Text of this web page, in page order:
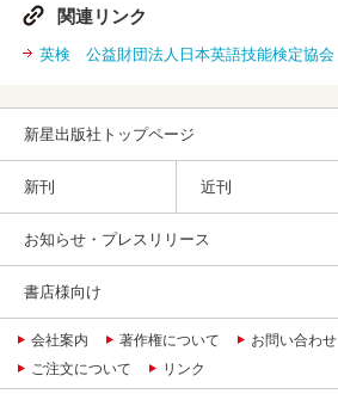
関連リンク
英検 公益財団法人日本英語技能検定協会
新星出版社トップページ
新刊 近刊
お知らせ・プレスリリース
書店様向け
会社案内 著作権について お問い合わせ
ご注文について
リンク